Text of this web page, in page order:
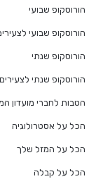
הורוסקופ שבועי
הורוסקופ שבועי
הורוסקופ שנתי
הורוסקופ שנתי לצעירים
הטבות לחברי מועדון
הכל על אסטרולוגיה
הכל על המזל שלך
הכל על קבלה